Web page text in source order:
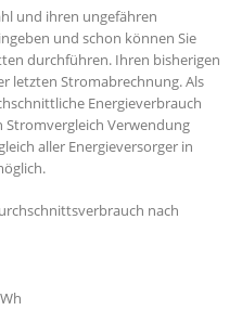
und ihren ungefähren
und schon können Sie
durchführen. Ihren bisherigen
letzten Stromabrechnung. Als
Energieverbrauch
Verwendung
aller Energieversorger in
nach